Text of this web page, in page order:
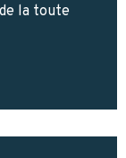
la toute